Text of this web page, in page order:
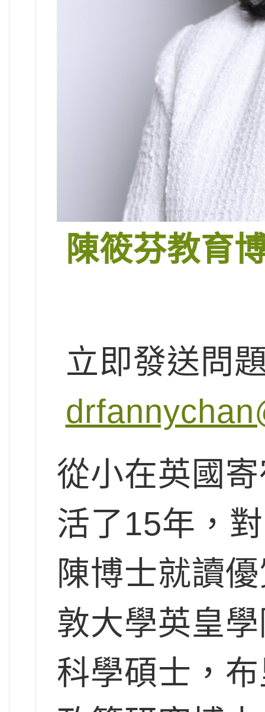
陳筱芬教育
立即發送問
從小在英國
活了15年，
陳博士就讀
敦大學英皇
科學碩士，